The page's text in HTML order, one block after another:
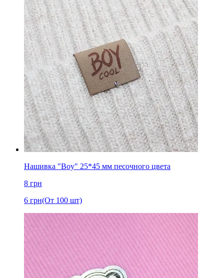
Нашивка "Boy" 25*45 мм песочного цвета
8 грн
6 грн(От 100 шт)